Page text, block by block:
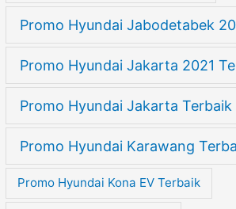
Promo Hyundai Jabodetabek
Promo Hyundai Jakarta 2021
Promo Hyundai Jakarta Terbaik
Promo Hyundai Karawang
Promo Hyundai Kona EV Terbaik